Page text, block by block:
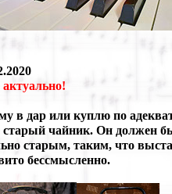
в дар или куплю по
старый чайник. Он должен
старым, таким, что
бессмысленно.